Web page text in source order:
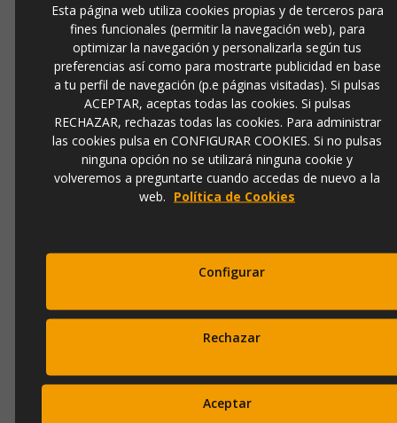
Contacto
973 501 496
EMail
info@ibergada.com
Compártelo:
mano con técnica mixta y realizada en papel con cristal. Marco de
madera en tonalidad roble y paspartú en color blanco roto. Pintura
puede apreciar la influéncia deMiró.Esta pieza se convertirá en un
punto atractivo en el conjunto de la decoración del espacio que
original con certificado de autenticidad.
Esta página web utiliza cookies propias y de terceros para
fines funcionales (permitir la navegación web), para
optimizar la navegación y personalizarla según tus
preferencias así como para mostrarte publicidad en base
a tu perfil de navegación (p.e páginas visitadas). Si pulsas
ACEPTAR, aceptas todas las cookies. Si pulsas
RECHAZAR, rechazas todas las cookies. Para administrar
las cookies pulsa en CONFIGURAR COOKIES. Si no pulsas
ninguna opción no se utilizará ninguna cookie y
volveremos a preguntarte cuando accedas de nuevo a la
web. Política de Cookies
Configurar
Rechazar
Aceptar